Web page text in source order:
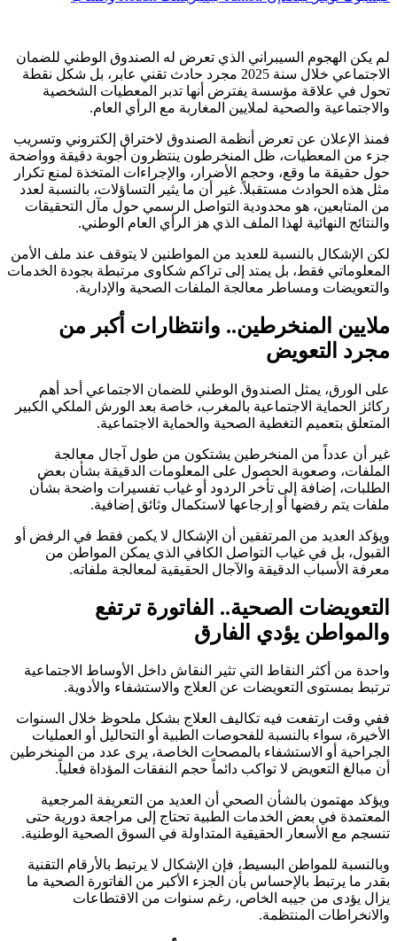
لم يكن الهجوم السيبراني الذي تعرض له الصندوق الوطني للضمان
الاجتماعي خلال سنة 2025 مجرد حادث تقني عابر، بل شكل نقطة
تحول في علاقة مؤسسة يفترض أنها تدبر المعطيات الشخصية
والاجتماعية والصحية لملايين المغاربة مع الرأي العام.
فمنذ الإعلان عن تعرض أنظمة الصندوق لاختراق إلكتروني وتسريب
جزء من المعطيات، ظل المنخرطون ينتظرون أجوبة دقيقة وواضحة
حول حقيقة ما وقع، وحجم الأضرار، والإجراءات المتخذة لمنع تكرار
مثل هذه الحوادث مستقبلاً. غير أن ما يثير التساؤلات، بالنسبة لعدد
من المتابعين، هو محدودية التواصل الرسمي حول مآل التحقيقات
والنتائج النهائية لهذا الملف الذي هز الرأي العام الوطني.
لكن الإشكال بالنسبة للعديد من المواطنين لا يتوقف عند ملف الأمن
المعلوماتي فقط، بل يمتد إلى تراكم شكاوى مرتبطة بجودة الخدمات
والتعويضات ومساطر معالجة الملفات الصحية والإدارية.
ملايين المنخرطين.. وانتظارات أكبر من
مجرد التعويض
على الورق، يمثل الصندوق الوطني للضمان الاجتماعي أحد أهم
ركائز الحماية الاجتماعية بالمغرب، خاصة بعد الورش الملكي الكبير
المتعلق بتعميم التغطية الصحية والحماية الاجتماعية.
غير أن عدداً من المنخرطين يشتكون من طول آجال معالجة
الملفات، وصعوبة الحصول على المعلومات الدقيقة بشأن بعض
الطلبات، إضافة إلى تأخر الردود أو غياب تفسيرات واضحة بشأن
ملفات يتم رفضها أو إرجاعها لاستكمال وثائق إضافية.
ويؤكد العديد من المرتفقين أن الإشكال لا يكمن فقط في الرفض أو
القبول، بل في غياب التواصل الكافي الذي يمكن المواطن من
معرفة الأسباب الدقيقة والآجال الحقيقية لمعالجة ملفاته.
التعويضات الصحية.. الفاتورة ترتفع
والمواطن يؤدي الفارق
واحدة من أكثر النقاط التي تثير النقاش داخل الأوساط الاجتماعية
ترتبط بمستوى التعويضات عن العلاج والاستشفاء والأدوية.
ففي وقت ارتفعت فيه تكاليف العلاج بشكل ملحوظ خلال السنوات
الأخيرة، سواء بالنسبة للفحوصات الطبية أو التحاليل أو العمليات
الجراحية أو الاستشفاء بالمصحات الخاصة، يرى عدد من المنخرطين
أن مبالغ التعويض لا تواكب دائماً حجم النفقات المؤداة فعلياً.
ويؤكد مهتمون بالشأن الصحي أن العديد من التعريفة المرجعية
المعتمدة في بعض الخدمات الطبية تحتاج إلى مراجعة دورية حتى
تنسجم مع الأسعار الحقيقية المتداولة في السوق الصحية الوطنية.
وبالنسبة للمواطن البسيط، فإن الإشكال لا يرتبط بالأرقام التقنية
بقدر ما يرتبط بالإحساس بأن الجزء الأكبر من الفاتورة الصحية ما
يزال يؤدى من جيبه الخاص، رغم سنوات من الاقتطاعات
والانخراطات المنتظمة.